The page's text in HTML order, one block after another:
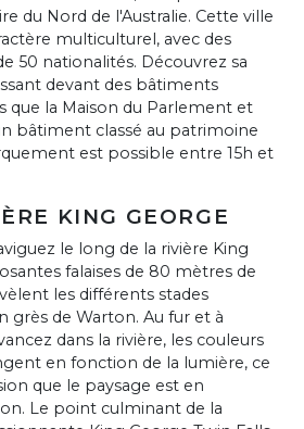
du Nord de l'Australie. Cette ville
multiculturel, avec des
50 nationalités. Découvrez sa
devant des bâtiments
que la Maison du Parlement et
bâtiment classé au patrimoine
est possible entre 15h et
KING GEORGE
le long de la rivière King
falaises de 80 mètres de
les différents stades
grès de Warton. Au fur et à
dans la rivière, les couleurs
en fonction de la lumière, ce
que le paysage est en
Le point culminant de la